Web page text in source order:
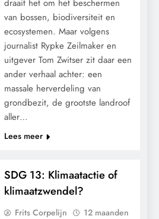
draait het om het beschermen
van bossen, biodiversiteit en
ecosystemen. Maar volgens
journalist Rypke Zeilmaker en
uitgever Tom Zwitser zit daar een
ander verhaal achter: een
massale herverdeling van
grondbezit, de grootste landroof
aller…
Lees meer
SDG 13: Klimaatactie of
klimaatzwendel?
Frits Corpelijn
12 maanden